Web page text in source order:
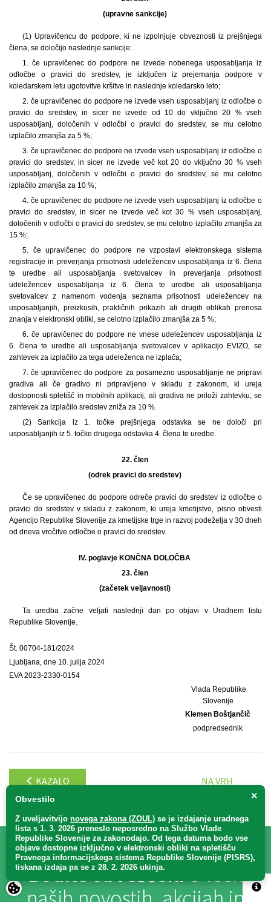
(upravne sankcije)
(1) Upravičencu do podpore, ki ne izpolnjuje obveznosti iz prejšnjega
člena, se določijo naslednje sankcije:
1. če upravičenec do podpore ne izvede nobenega usposabljanja iz
odločbe o pravici do sredstev, je izključen iz prejemanja podpore v
koledarskem letu ugotovitve kršitve in naslednje koledarsko leto;
2. če upravičenec do podpore ne izvede vseh usposabljanj iz odločbe o
pravici do sredstev, in sicer ne izvede od 10 do vključno 20 % vseh
usposabljanj, določenih v odločbi o pravici do sredstev, se mu celotno
izplačilo zmanjša za 5 %;
3. če upravičenec do podpore ne izvede vseh usposabljanj iz odločbe o
pravici do sredstev, in sicer ne izvede več kot 20 do vključno 30 % vseh
usposabljanj, določenih v odločbi o pravici do sredstev, se mu celotno
izplačilo zmanjša za 10 %;
4. če upravičenec do podpore ne izvede vseh usposabljanj iz odločbe o
pravici do sredstev, in sicer ne izvede več kot 30 % vseh usposabljanj,
določenih v odločbi o pravici do sredstev, se mu celotno izplačilo zmanjša za
15 %;
5. če upravičenec do podpore ne vzpostavi elektronskega sistema
registracije in preverjanja prisotnosti udeležencev usposabljanja iz 6. člena
te uredbe ali usposabljanja svetovalcev in preverjanja prisotnosti
udeležencev usposabljanja iz 6. člena te uredbe ali usposabljanja
svetovalcev z namenom vodenja seznama prisotnosti udeležencev na
usposabljanjih, preizkusih, praktičnih prikazih ali drugih oblikah prenosa
znanja v elektronski obliki, se celotno izplačilo zmanjša za 5 %;
6. če upravičenec do podpore ne vnese udeležencev usposabljanja iz
6. člena te uredbe ali usposabljanja svetovalcev v aplikacijo EVIZO, se
zahtevek za izplačilo za tega udeleženca ne izplača;
7. če upravičenec do podpore za posamezno usposabljanje ne pripravi
gradiva ali če gradivo ni pripravljeno v skladu z zakonom, ki ureja
dostopnosti spletišč in mobilnih aplikacij, ali gradiva ne priloži zahtevku, se
zahtevek za izplačilo sredstev zniža za 10 %.
(2) Sankcija iz 1. točke prejšnjega odstavka se ne določi pri
usposabljanjih iz 5. točke drugega odstavka 4. člena te uredbe.
22. člen
(odrek pravici do sredstev)
Če se upravičenec do podpore odreče pravici do sredstev iz odločbe o
pravici do sredstev v skladu z zakonom, ki ureja kmetijstvo, pisno obvesti
Agencijo Republike Slovenije za kmetijske trge in razvoj podeželja v 30 dneh
od dneva vročitve odločbe o pravici do sredstev.
IV. poglavje KONČNA DOLOČBA
23. člen
(začetek veljavnosti)
Ta uredba začne veljati naslednji dan po objavi v Uradnem listu
Republike Slovenije.
Št. 00704-181/2024
Ljubljana, dne 10. julija 2024
EVA 2023-2330-0154
Vlada Republike
Slovenije
Klemen Boštjančič
podpredsednik
KAZALO NA VRH
Bodite obveščenio vseh
×
Obvestilo
Z uveljavitvijo novega zakona (ZOUL) se je izdajanje uradnega
lista s 1. 3. 2026 preneslo neposredno na Službo Vlade
Republike Slovenije za zakonodajo. Od tega datuma bodo vse
objave dostopne izključno v elektronski obliki na spletišču
Pravnega informacijskega sistema Republike Slovenije (PISRS),
tiskana izdaja pa se z 28. 2. 2026 ukinja.